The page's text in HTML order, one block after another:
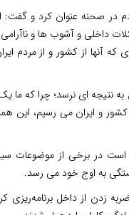
در صحنه عنوان کرد و گفت:
داخلی و آشوب ها و
آنها از کشور و از مردم
ای نرسد؛ چرا که ما
و ایران می رسیم، این
است در برخی از موضوعات
به اوج خود می رسد.
زدن از داخل برنامه‌ریزی